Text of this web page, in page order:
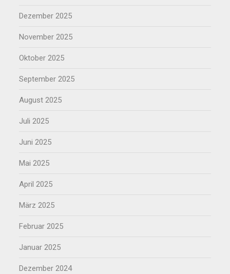
Dezember 2025
November 2025
Oktober 2025
September 2025
August 2025
Juli 2025
Juni 2025
Mai 2025
April 2025
März 2025
Februar 2025
Januar 2025
Dezember 2024